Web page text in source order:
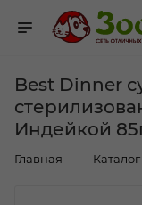
Best Dinner
Индейкой
Главная Каталог